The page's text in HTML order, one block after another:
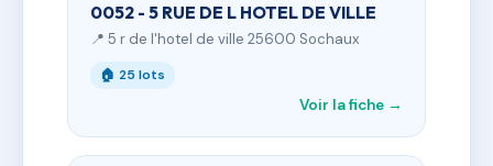
0052 - 5 RUE DE L HOTEL DE VILLE
📍 5 r de l'hotel de ville 25600 Sochaux
🏠 25 lots
Voir la fiche →